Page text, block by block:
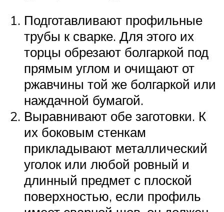
Подготавливают профильные
трубы к сварке. Для этого их
торцы обрезают болгаркой под
прямым углом и очищают от
ржавчины той же болгаркой или
наждачной бумагой.
Выравнивают обе заготовки. К
их боковым стенкам
прикладывают металлический
уголок или любой ровный и
длинный предмет с плоской
поверхностью, если профиль